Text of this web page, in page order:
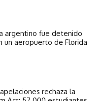
argentino fue detenido
un aeropuerto de Florida
rechaza la